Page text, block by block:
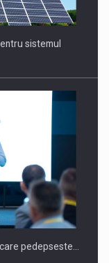
sistemul
pedepseste…